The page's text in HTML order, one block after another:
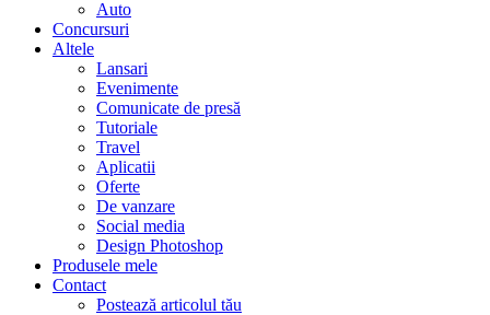
Auto
Concursuri
Altele
Lansari
Evenimente
Comunicate de presă
Tutoriale
Travel
Aplicatii
Oferte
De vanzare
Social media
Design Photoshop
Produsele mele
Contact
Postează articolul tău